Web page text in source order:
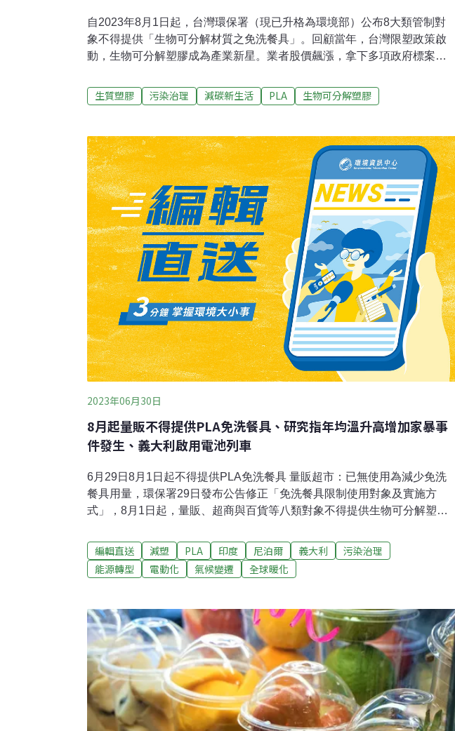
自2023年8月1日起，台灣環保署（現已升格為環境部）公布8大類管制對
象不得提供「生物可分解材質之免洗餐具」。回顧當年，台灣限塑政策啟
動，生物可分解塑膠成為產業新星。業者股價飆漲，拿下多項政府標案，
垂直整合大中華區市場生質塑膠上中下游產業鏈的龍頭。從新星到禁止，
十八年河東河西，這是台灣生質塑膠的未竟之路。生物基塑膠與生物可分
活所需的各式用品。目前市面上的塑膠大部分以石油為原料，由於加工過
程中添加各式化學物質，加上在自然環境中難以分解，目前已成為地球環
境的一大隱憂。2022年聯合國通過決議，未來將制訂國際性公約，為全球
塑膠污染畫下句號。
生質塑膠 污染治理 減碳新生活 PLA 生物可分解塑膠
2023年06月30日
8月起量販不得提供PLA免洗餐具、研究指年均溫升高增加家暴事
件發生、義大利啟用電池列車
6月29日8月1日起不得提供PLA免洗餐具 量販超市：已無使用為減少免洗
餐具用量，環保署29日發布公告修正「免洗餐具限制使用對象及實施方
式」，8月1日起，量販、超商與百貨等八類對象不得提供生物可分解塑膠
具；百貨業者說，配合政策執行。（中央社報導）澎湖望安綠蠵龜保育區
有喜 母龜睽違28年再度登岸產卵澎湖望安綠蠵龜保育區終於傳出喜訊，兩
隻綠蠵龜媽媽登岸望安綠蠵龜保護區沙灘，產下兩個卵窩，其中一隻母龜
心，不輸給年輕母龜，成為少子化潮流中最佳典範。每年5至10月是海龜產
卵季節，所以這段期間，望安綠蠵龜保護區實施夜間管制，每晚8點至翌日
清晨5點禁止進入，切勿擅闖。（自由時報報導）
編輯直送 減塑 PLA 印度 尼泊爾 義大利
污染治理
能源轉型
電動化 氣候變遷 全球暖化